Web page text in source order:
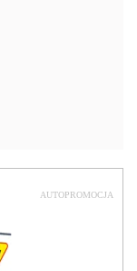
AUTOPROMOCJA